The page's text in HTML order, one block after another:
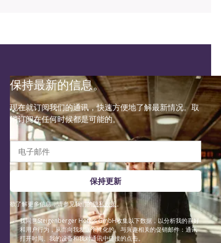
保持最新的信息。
现在就订阅我们的通讯，快速方便地了解最新情况。取
消订阅在任何时候都是可能的。
电子邮件
保持更新
欲了解更多信息，请参见我们的隐私政策。
我同意Steigenberger Hotels GmbH收集以下数据，以分析我的喜好
和用户行为，从而向我发送个性化的、与兴趣相关的促销邮件：通讯
打开时间、我的设备和我对通讯中链接的点击。